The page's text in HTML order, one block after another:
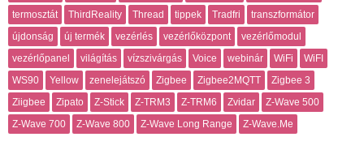
termosztát
ThirdReality Thread tippek Tradfri
transzformátor
újdonság
új termék vezérlés vezérlőközpont
vezérlőmodul
vezérlőpanel
világítás vízszivárgás Voice webinár WiFi
WiFI
WS90
Yellow zenelejátszó Zigbee Zigbee2MQTT
Zigbee 3
Ziigbee
Zipato Z-Stick Z-TRM3 Z-TRM6 Zvidar
Z-Wave 500
Z-Wave 700
Z-Wave 800 Z-Wave Long Range Z-Wave.Me